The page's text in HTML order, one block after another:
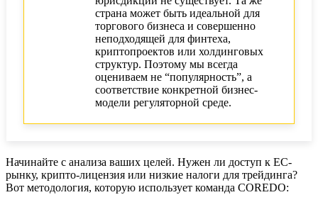
страна может быть идеальной для
торгового бизнеса и совершенно
неподходящей для финтеха,
криптопроектов или холдинговых
структур. Поэтому мы всегда
оцениваем не “популярность”, а
соответствие конкретной бизнес-
модели регуляторной среде.
Начинайте с анализа ваших целей. Нужен ли доступ к ЕС-
рынку, крипто-лицензия или низкие налоги для трейдинга?
Вот методология, которую использует команда COREDO: